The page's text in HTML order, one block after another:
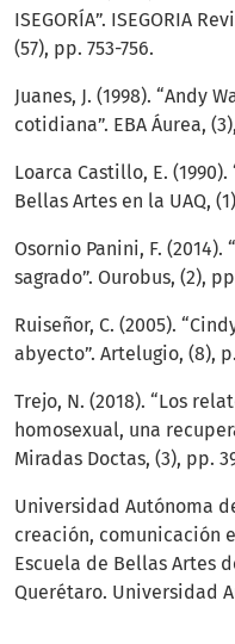
ISEGORÍA”. ISEGORIA
(57), pp. 753-756.
Juanes, J. (1998). “Andy
cotidiana”. EBA Áurea,
Loarca Castillo, E. (1990).
Bellas Artes en la UAQ,
Osornio Panini, F.
sagrado”. Ourobus, (2),
Ruiseñor, C. (2005).
abyecto”. Artelugio, (8), p.
Trejo, N. (2018). “Los
homosexual, una
Miradas Doctas, (3), pp.
Universidad Autónoma
creación, comunicación
Escuela de Bellas Artes
Querétaro. Universidad